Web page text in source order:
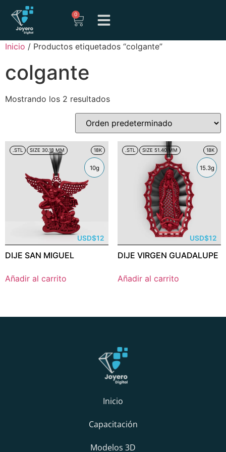
0
Inicio / Productos etiquetados “colgante”
colgante
Mostrando los 2 resultados
.STL SIZE 30.18 MM 18K
10g
USD$12
DIJE SAN MIGUEL
Añadir al carrito
.STL SIZE 51.40 MM 18K
15.3g
USD$12
DIJE VIRGEN GUADALUPE
Añadir al carrito
Inicio
Capacitación
Modelos 3D